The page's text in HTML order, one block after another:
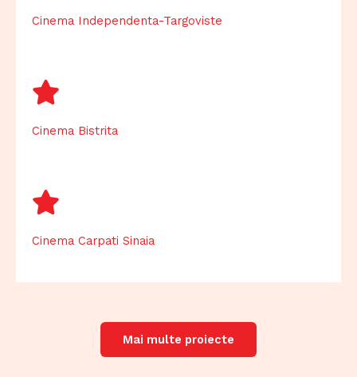
Cinema Independenta-Targoviste
Cinema Bistrita
Cinema Carpati Sinaia
Mai multe proiecte